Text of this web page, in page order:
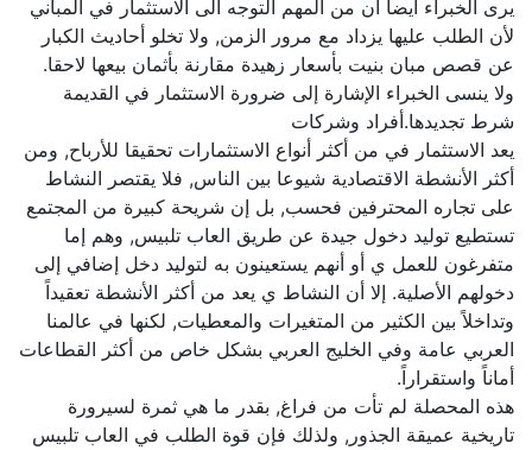
يرى الخبراء أيضا ان من المهم التوجه الى الاستثمار في المباني
لأن الطلب عليها يزداد مع مرور الزمن, ولا تخلو أحاديث الكبار
عن قصص مبان بنيت بأسعار زهيدة مقارنة بأثمان بيعها لاحقا.
ولا ينسى الخبراء الإشارة إلى ضرورة الاستثمار في القديمة
شرط تجديدها.أفراد وشركات
يعد الاستثمار في من أكثر أنواع الاستثمارات تحقيقا للأرباح, ومن
أكثر الأنشطة الاقتصادية شيوعا بين الناس, فلا يقتصر النشاط
على تجاره المحترفين فحسب, بل إن شريحة كبيرة من المجتمع
تستطيع توليد دخول جيدة عن طريق العاب تلبيس, وهم إما
متفرغون للعمل ي أو أنهم يستعينون به لتوليد دخل إضافي إلى
دخولهم الأصلية. إلا أن النشاط ي يعد من أكثر الأنشطة تعقيداً
وتداخلاً بين الكثير من المتغيرات والمعطيات, لكنها في عالمنا
العربي عامة وفي الخليج العربي بشكل خاص من أكثر القطاعات
أماناً واستقراراً.
هذه المحصلة لم تأت من فراغ, بقدر ما هي ثمرة لسيرورة
تاريخية عميقة الجذور, ولذلك فإن قوة الطلب في العاب تلبيس